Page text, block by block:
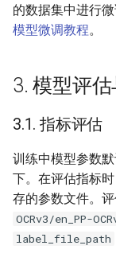
的数据集中进行
模型微调教程。
3. 模型评估
3.1. 指标评估
训练中模型参数
下。在评估指标
存的参数文件。
OCRv3/en_PP-
label_file_path